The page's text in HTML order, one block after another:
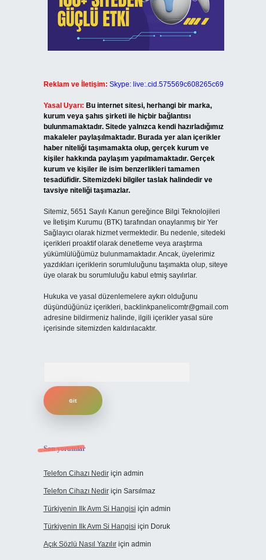
Reklam ve İletişim: Skype: live:.cid.575569c608265c69
Yasal Uyarı: Bu internet sitesi, herhangi bir marka,
kurum veya şahıs şirketi ile hiçbir bağlantısı
bulunmamaktadır. Sitede yalnızca kendi hazırladığımız
makaleler paylaşılmaktadır. Burada yer alan içerikler
haber niteliği taşımamakta olup, gerçek kurum ve
kişiler hakkında paylaşım yapılmamaktadır. Gerçek
kurum ve kişiler ile isim benzerlikleri tamamen
tesadüfidir. Sitemizdeki bilgiler taslak halindedir ve
tavsiye niteliği taşımazlar.
Sitemiz, 5651 Sayılı Kanun gereğince Bilgi Teknolojileri
ve İletişim Kurumu (BTK) tarafından onaylanmış bir Yer
Sağlayıcı olarak hizmet vermektedir. Bu nedenle, sitedeki
içerikleri proaktif olarak denetleme veya araştırma
yükümlülüğümüz bulunmamaktadır. Ancak, üyelerimiz
yazdıkları içeriklerin sorumluluğunu taşımakta olup, siteye
üye olarak bu sorumluluğu kabul etmiş sayılırlar.
Hukuka ve yasal düzenlemelere aykırı olduğunu
düşündüğünüz içerikleri, backlinkpanelicomtr@gmail.com
adresine bildirmeniz halinde, ilgili içerikler yasal süre
içerisinde sitemizden kaldırılacaktır.
Son yorumlar
Telefon Cihazı Nediriçin admin
Telefon Cihazı Nediriçin Sarsılmaz
Türkiyenin Ilk Avm Si Hangisi için admin
Türkiyenin Ilk Avm Si Hangisi için Doruk
Açık Sözlü Nasıl Yazılıriçin admin